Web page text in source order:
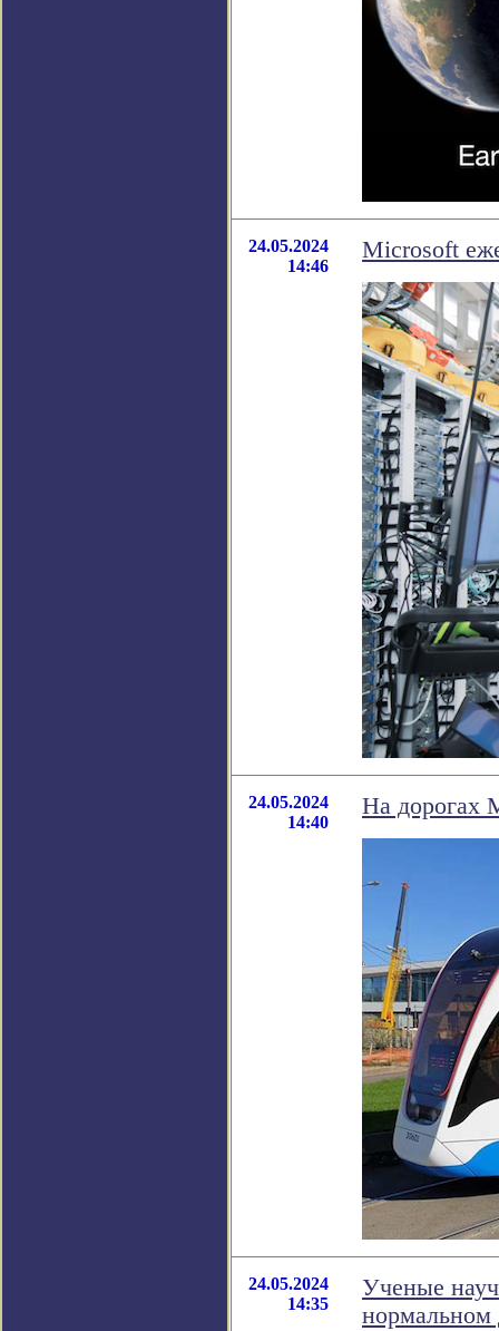
24.05.2024
14:46
Microsoft
24.05.2024
14:40
На дорогах
24.05.2024
14:35
Ученые
нормальном